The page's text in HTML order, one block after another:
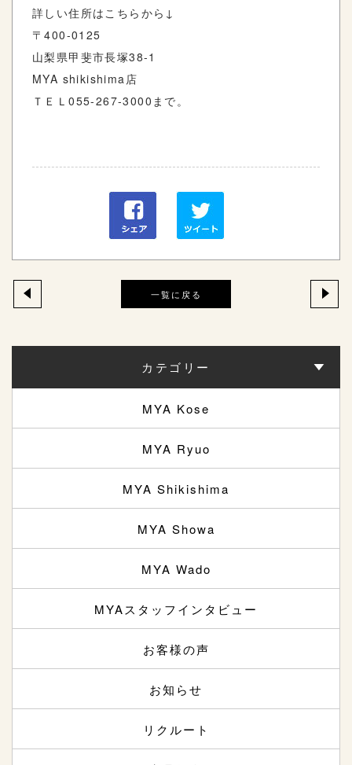
詳しい住所はこちらから↓
〒400-0125
山梨県甲斐市長塚38-1
MYA shikishima店
ＴＥＬ055-267-3000まで。
一覧に戻る
カテゴリー
MYA Kose
MYA Ryuo
MYA Shikishima
MYA Showa
MYA Wado
MYAスタッフインタビュー
お客様の声
お知らせ
リクルート